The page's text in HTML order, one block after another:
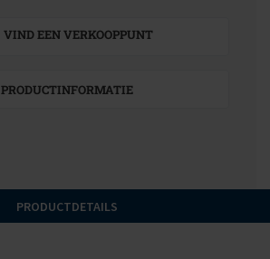
VIND EEN VERKOOPPUNT
PRODUCTINFORMATIE
PRODUCTDETAILS